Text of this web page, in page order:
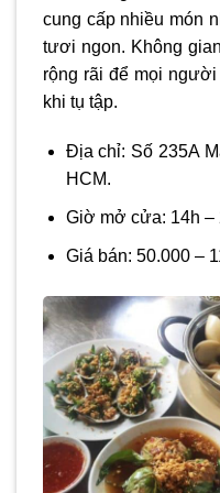
cung cấp nhiều món
tươi ngon. Không
rộng rãi để mọi
khi tụ tập.
Địa chỉ: Số 235A
HCM.
Giờ mở cửa: 14h –
Giá bán: 50.000 –